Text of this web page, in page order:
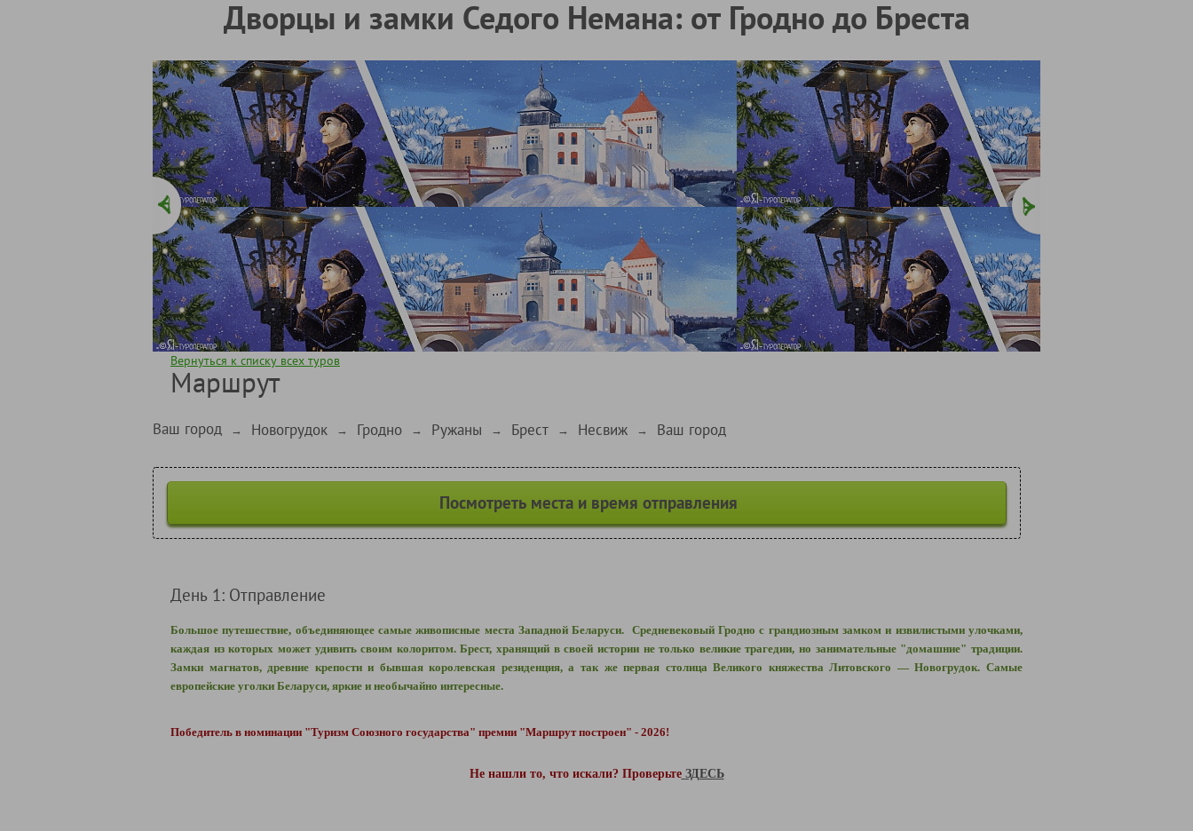
Дворцы и замки Седого Немана: от Гродно до Бреста
Вернуться к списку всех туров
Маршрут
Ваш город → Новогрудок → Гродно → Ружаны → Брест → Несвиж → Ваш город
Посмотреть места и время отправления
День 1: Отправление
Большое путешествие, объединяющее самые живописные места Западной Беларуси. Средневековый Гродно с грандиозным замком и извилистыми улочками,
каждая из которых может удивить своим колоритом. Брест, хранящий в своей истории не только великие трагедии, но занимательные "домашние" традиции.
Замки магнатов, древние крепости и бывшая королевская резиденция, а так же первая столица Великого княжества Литовского —Новогрудок. Самые
европейские уголки Беларуси, яркие и необычайно интересные.
Победитель в номинации "Туризм Союзного государства" премии "Маршрут построен" - 2026!
Не нашли то, что искали? Проверьте ЗДЕСЬ